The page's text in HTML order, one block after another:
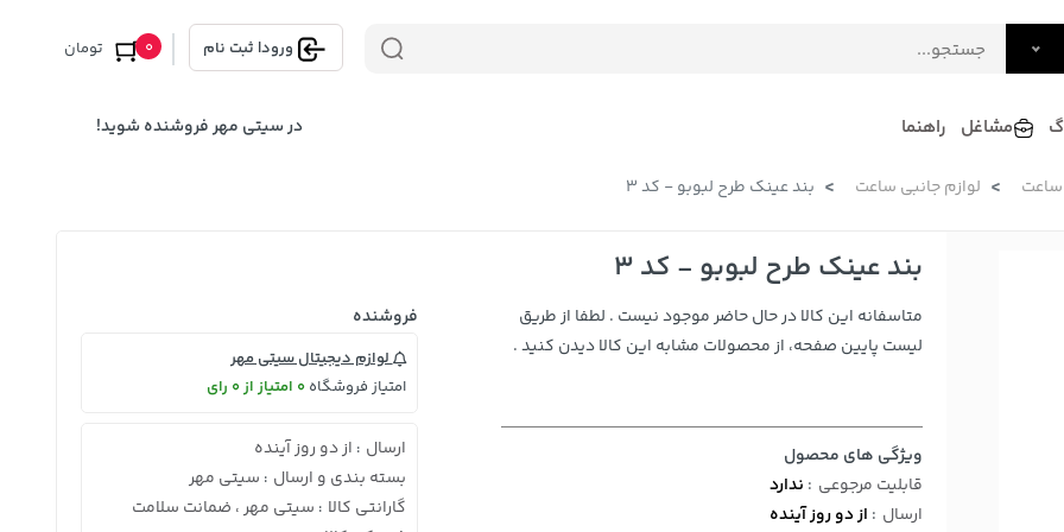
ورود| ثبت نام تومان 0
فرآورده های لبنی
دکوراسیون داخلی و تزئینی
سرو و پذیرایی
لوازم حیوانات خانگی
مشاغل راهنما در سیتی مهر فروشنده شوید!
ساعت لوازم جانبی ساعت بند عینک طرح لبوبو - کد 3
بند عینک طرح لبوبو - کد 3
متاسفانه این کالا در حال حاضر موجود نیست . لطفا از طریق
لیست پایین صفحه، از محصولات مشابه این کالا دیدن کنید .
ویژگی های محصول
قابلیت مرجوعی : ندارد
ارسال : از دو روز آینده
فروشنده
لوازم دیجیتال سیتی مهر
امتیاز فروشگاه0 امتیاز از 0 رای
ارسال : از دو روز آینده
بسته بندی و ارسال : سیتی مهر
گارانتی کالا : سیتی مهر ، ضمانت سلامت